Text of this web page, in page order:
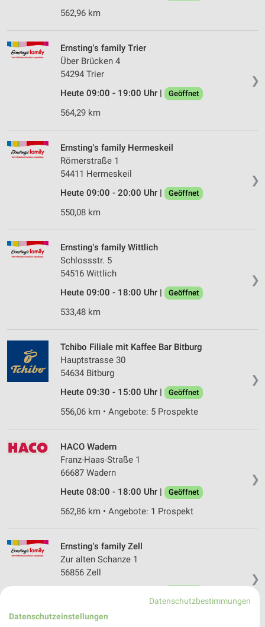
562,96 km
❯
Ernsting's family Trier
Über Brücken 4
54294 Trier
Heute 09:00 - 19:00 Uhr |
Geöffnet
564,29 km
❯
Ernsting's family Hermeskeil
Römerstraße 1
54411 Hermeskeil
Heute 09:00 - 20:00 Uhr |
Geöffnet
550,08 km
❯
Ernsting's family Wittlich
Schlossstr. 5
54516 Wittlich
Heute 09:00 - 18:00 Uhr |
Geöffnet
533,48 km
❯
Tchibo Filiale mit Kaffee Bar Bitburg
Hauptstrasse 30
54634 Bitburg
Heute 09:30 - 15:00 Uhr |
Geöffnet
556,06 km • Angebote: 5 Prospekte
❯
HACO Wadern
Franz-Haas-Straße 1
66687 Wadern
Heute 08:00 - 18:00 Uhr |
Geöffnet
562,86 km • Angebote: 1 Prospekt
❯
Ernsting's family Zell
Zur alten Schanze 1
56856 Zell
515,01 km
Datenschutzbestimmungen
Datenschutzeinstellungen